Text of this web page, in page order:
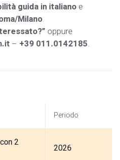
guida in italianoe
Milano.
oppure
– +39 011.0142185.
Periodo
2
2026